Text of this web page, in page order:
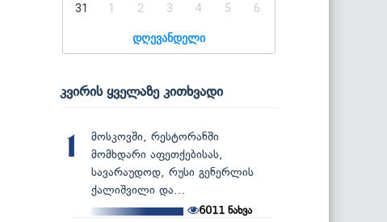
31
1 2 3 4 5 6
დღევანდელი
კვირის ყველაზე კითხვადი
1
მოსკოვში, რესტორანში
მომხდარი აფეთქებისას,
სავარაუდოდ, რუსი გენერლის
ქალიშვილი და...
6011 ნახვა